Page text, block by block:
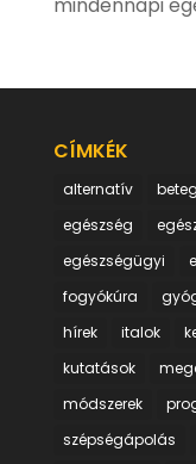
mindennapi
CÍMKÉK
alternatív
egészség
egészségügyi
fogyókúra
hírek
italok
kutatások
módszerek
szépségápolás